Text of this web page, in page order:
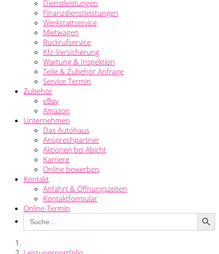
Dienstleistungen
Finanzdienstleistungen
Werkstattservice
Mietwagen
Rückrufservice
Kfz-Versicherung
Wartung & Inspektion
Teile & Zubehör Anfrage
Service Termin
Zubehör
eBay
Amazon
Unternehmen
Das Autohaus
Ansprechpartner
Aktionen bei Abicht
Karriere
Online bewerben
Kontakt
Anfahrt & Öffnungszeiten
Kontaktformular
Online-Termin
Search
for:
Search Button